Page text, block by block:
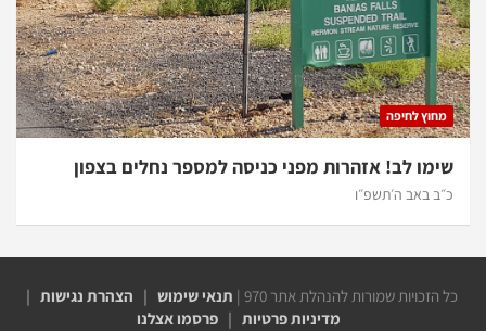
לחיפה
לב! אזהרות מפני כניסה למספר נחלים בצפון
באב ה׳תשפ״ו
שמורות להנהלת אתר 970 | תנאי שימוש|הצהרת נגישות|
מדיניות פרטיות|פרסמו אצלנו